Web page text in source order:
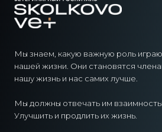
Мы знаем, какую важную роль
нашей жизни. Они становятся
нашу жизнь и нас самих лучше.
Мы должны отвечать им
Улучшить и продлить их жизнь.